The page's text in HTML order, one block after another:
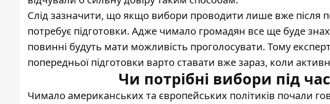
Слід зазначити, що якщо вибори проводити лише вже після
потребує підготовки. Адже чимало громадян все ще буде
повинні будуть мати можливість проголосувати. Тому
попередньої підготовки варто ставати вже зараз, коли
Чи потрібні вибори під
Чимало американських та європейських політиків почали